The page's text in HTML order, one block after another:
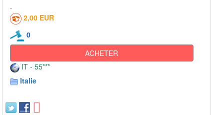
2,00 EUR
0
ACHETER
IT - 55***
Italie